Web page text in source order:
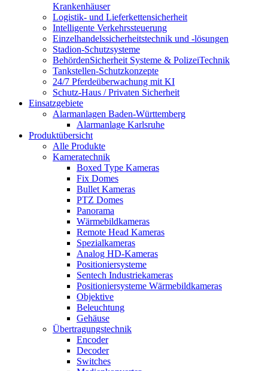
Krankenhäuser
Logistik- und Lieferkettensicherheit
Intelligente Verkehrssteuerung
Einzelhandelssicherheitstechnik und -lösungen
Stadion-Schutzsysteme
BehördenSicherheit Systeme & PolizeiTechnik
Tankstellen-Schutzkonzepte​
24/7 Pferdeüberwachung mit KI
Schutz-Haus / Privaten Sicherheit
Einsatzgebiete
Alarmanlagen Baden-Württemberg
Alarmanlage Karlsruhe
Produktübersicht
Alle Produkte
Kameratechnik
Boxed Type Kameras
Fix Domes
Bullet Kameras
PTZ Domes
Panorama
Wärmebildkameras
Remote Head Kameras
Spezialkameras
Analog HD-Kameras
Positioniersysteme
Sentech Industriekameras
Positioniersysteme Wärmebildkameras
Objektive
Beleuchtung
Gehäuse
Übertragungstechnik
Encoder
Decoder
Switches